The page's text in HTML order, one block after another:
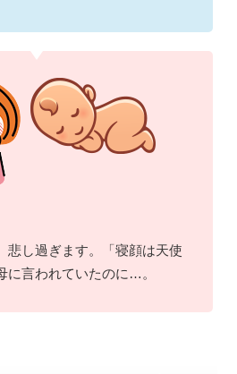
悲し過ぎます。「寝顔は天使
に言われていたのに…。